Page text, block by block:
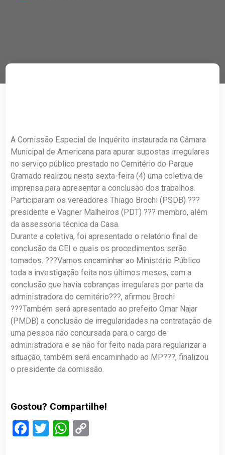
A Comissão Especial de Inquérito instaurada na Câmara
Municipal de Americana para apurar supostas irregulares
no serviço público prestado no Cemitério do Parque
Gramado realizou nesta sexta-feira (4) uma coletiva de
imprensa para apresentar a conclusão dos trabalhos.
Participaram os vereadores Thiago Brochi (PSDB) ???
presidente e Vagner Malheiros (PDT) ??? membro, além
da assessoria técnica da Casa.
Durante a coletiva, foi apresentado o relatório final de
conclusão da CEI e quais os procedimentos serão
tomados. ???Vamos encaminhar ao Ministério Público
toda a investigação feita nos últimos meses, com a
conclusão que havia cobranças irregulares por parte da
administradora do cemitério???, afirmou Brochi
???Também será apresentado ao prefeito Omar Najar
(PMDB) a conclusão de irregularidades na contratação de
uma pessoa não concursada para o cargo de
administradora e se não for feito nada para regularizar a
situação, também será encaminhado ao MP???, finalizou
o presidente da comissão.
Gostou? Compartilhe!
Facebook
TwitterWhatsApp